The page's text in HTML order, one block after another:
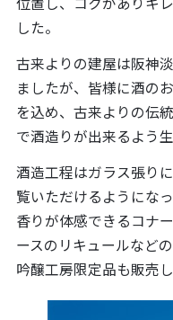
位置し、コクがありキ
した。
古来よりの建屋は阪神
ましたが、皆様に酒の
を込め、古来よりの伝
で酒造りが出来るよう
酒造工程はガラス張り
覧いただけるようにな
香りが体感できるコナ
ースのリキュールなど
吟醸工房限定品も販売し